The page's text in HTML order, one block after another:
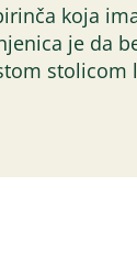
koja
je da